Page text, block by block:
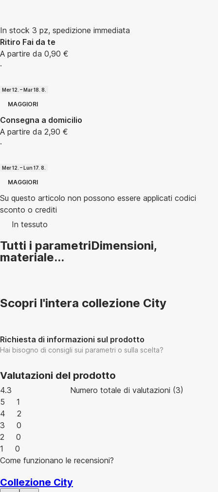
In stock 3 pz, spedizione immediata
Ritiro Fai da te
A partire da 0,90 €
·
Mer 12. – Mar 18. 8.
MAGGIORI
Consegna a domicilio
A partire da 2,90 €
·
Mer 12. – Lun 17. 8.
MAGGIORI
Su questo articolo non possono essere applicati codici
sconto o crediti
In tessuto
Tutti i parametriDimensioni,
materiale...
Scopri l'intera collezione City
Richiesta di informazioni sul prodotto
Hai bisogno di consigli sui parametri o sulla scelta?
Valutazioni del prodotto
4.3 Numero totale di valutazioni (3)
5
1
4
2
3
0
2
0
1
0
Come funzionano le recensioni?
Collezione City